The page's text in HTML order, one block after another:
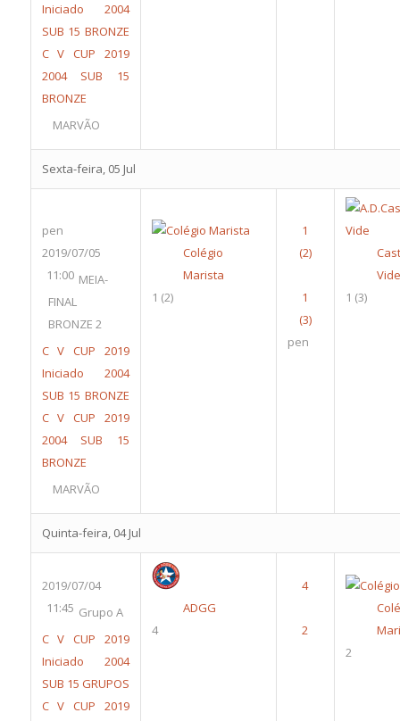
Iniciado 2004
SUB 15 BRONZE
C V CUP 2019
2004 SUB 15
BRONZE
MARVÃO
Sexta-feira, 05 Jul
pen
2019/07/05
11:00 MEIA-
FINAL
BRONZE 2
C V CUP 2019
Iniciado 2004
SUB 15 BRONZE
C V CUP 2019
2004 SUB 15
BRONZE
MARVÃO
Colégio
Marista
1 (2)
pen
Vide
1 (3)
Quinta-feira, 04 Jul
2019/07/04
11:45 Grupo A
C V CUP 2019
Iniciado 2004
SUB 15 GRUPOS
C V CUP 2019
ADGG
4
2